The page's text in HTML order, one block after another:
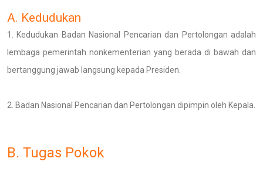
A. Kedudukan
Kedudukan Badan Nasional Pencarian dan Pertolongan adalah
lembaga pemerintah nonkementerian yang berada di bawah dan
bertanggung jawab langsung kepada Presiden.
Badan Nasional Pencarian dan Pertolongan dipimpin oleh Kepala.
B. Tugas Pokok